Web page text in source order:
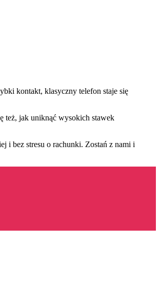
kontakt, klasyczny telefon staje się
też, jak uniknąć wysokich stawek
i bez stresu o rachunki. Zostań z nami i